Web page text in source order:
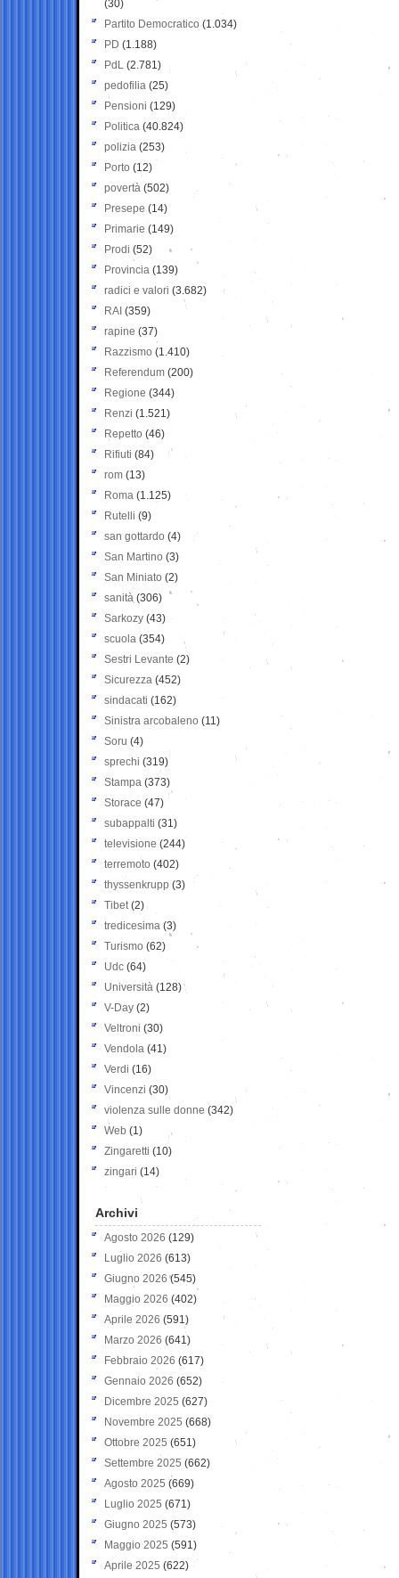
(30)
Partito Democratico (1.034)
PD (1.188)
PdL (2.781)
pedofilia (25)
Pensioni (129)
Politica (40.824)
polizia (253)
Porto (12)
povertà (502)
Presepe (14)
Primarie (149)
Prodi (52)
Provincia (139)
radici e valori (3.682)
RAI (359)
rapine (37)
Razzismo (1.410)
Referendum (200)
Regione (344)
Renzi (1.521)
Repetto (46)
Rifiuti (84)
rom (13)
Roma (1.125)
Rutelli (9)
san gottardo (4)
San Martino (3)
San Miniato (2)
sanità (306)
Sarkozy (43)
scuola (354)
Sestri Levante (2)
Sicurezza (452)
sindacati (162)
Sinistra arcobaleno (11)
Soru (4)
sprechi (319)
Stampa (373)
Storace (47)
subappalti (31)
televisione(244)
terremoto (402)
thyssenkrupp (3)
Tibet(2)
tredicesima (3)
Turismo (62)
Udc (64)
Università (128)
V-Day (2)
Veltroni (30)
Vendola (41)
Verdi (16)
Vincenzi (30)
violenza sulle donne (342)
Web (1)
Zingaretti (10)
zingari (14)
Archivi
Agosto 2026 (129)
Luglio 2026 (613)
Giugno 2026 (545)
Maggio 2026 (402)
Aprile 2026 (591)
Marzo 2026 (641)
Febbraio 2026 (617)
Gennaio 2026 (652)
Dicembre 2025 (627)
Novembre 2025 (668)
Ottobre 2025 (651)
Settembre 2025 (662)
Agosto 2025 (669)
Luglio 2025 (671)
Giugno 2025 (573)
Maggio 2025 (591)
Aprile 2025 (622)